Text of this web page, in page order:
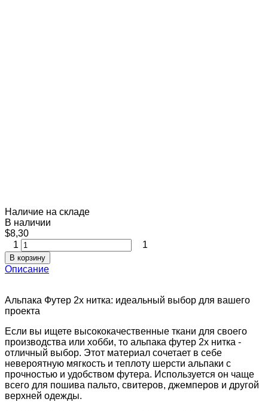
Наличие на складе
В наличии
$8,30
1
1
В корзину
Описание
Альпака Футер 2х нитка: идеальный выбор для вашего
проекта
Если вы ищете высококачественные ткани для своего
производства или хобби, то альпака футер 2х нитка -
отличный выбор. Этот материал сочетает в себе
невероятную мягкость и теплоту шерсти альпаки с
прочностью и удобством футера. Используется он чаще
всего для пошива пальто, свитеров, джемперов и другой
верхней одежды.